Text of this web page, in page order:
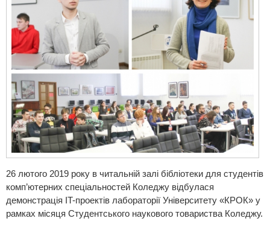
26 лютого 2019 року в читальній залі бібліотеки для студентів
комп’ютерних спеціальностей Коледжу відбулася
демонстрація IT-проектів лабораторії Університету «КРОК» у
рамках місяця Студентського наукового товариства Коледжу.